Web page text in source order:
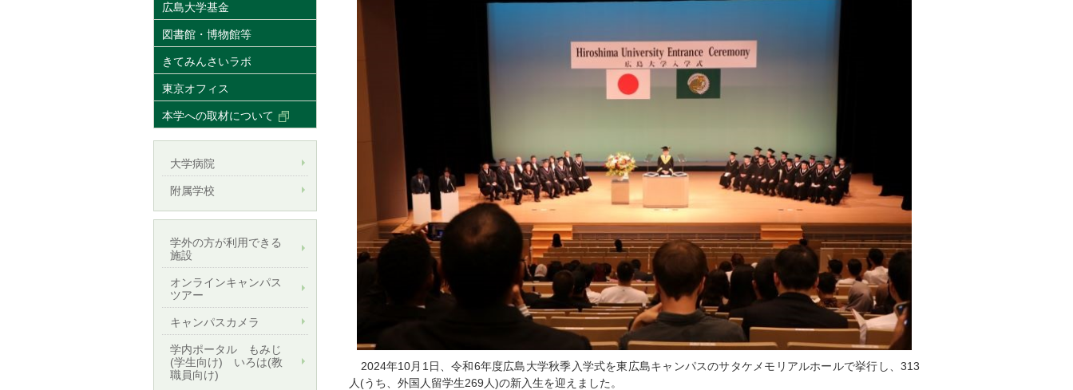
2024年10月1日、令和6年度広島大学秋季入学式を東広島キャンパスのサタケメモリアルホールで挙行し、313
人(うち、外国人留学生269人)の新入生を迎えました。
広島大学基金
図書館・博物館等
きてみんさいラボ
東京オフィス
本学への取材について
大学病院
附属学校
学外の方が利用できる
施設
オンラインキャンパス
ツアー
キャンパスカメラ
学内ポータル もみじ
(学生向け) いろは(教
職員向け)